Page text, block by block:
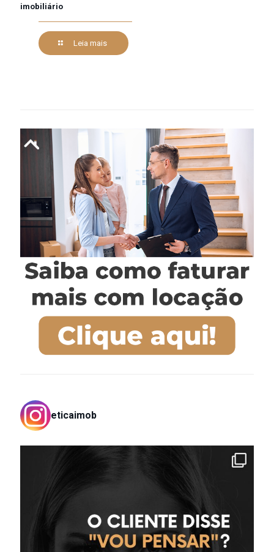
imobiliário
Leia mais
eticaimob